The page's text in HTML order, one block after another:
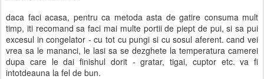
daca faci acasa, pentru ca metoda asta de gatire consuma mult
timp, iti recomand sa faci mai multe portii de piept de pui, si sa pui
excesul in congelator - cu tot cu pungi si cu sosul aferent. cand vei
vrea sa le mananci, le lasi sa se dezghete la temperatura camerei
dupa care le dai finishul dorit - gratar, tigai, cuptor etc. va fi
intotdeauna la fel de bun.